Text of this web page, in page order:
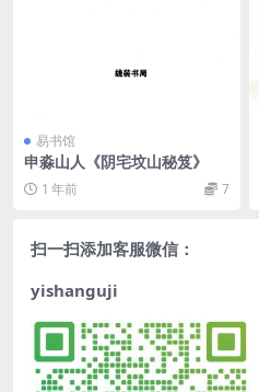
易书馆
申淼山人《阴宅坟山秘笈》
1 年前 7
扫一扫添加客服微信：
yishanguji